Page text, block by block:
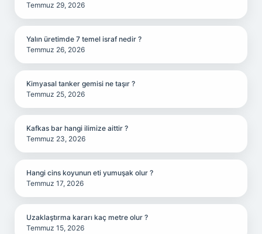
Temmuz 29, 2026
Yalın üretimde 7 temel israf nedir ?
Temmuz 26, 2026
Kimyasal tanker gemisi ne taşır ?
Temmuz 25, 2026
Kafkas bar hangi ilimize aittir ?
Temmuz 23, 2026
Hangi cins koyunun eti yumuşak olur ?
Temmuz 17, 2026
Uzaklaştırma kararı kaç metre olur ?
Temmuz 15, 2026